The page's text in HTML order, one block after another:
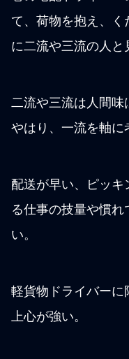
て、荷物を抱え、く
に二流や三流の人と
二流や三流は人間味
やはり、一流を軸に
配送が早い、ピッ
る仕事の技量や慣
い。
軽貨物ドライバーに
上心が強い。